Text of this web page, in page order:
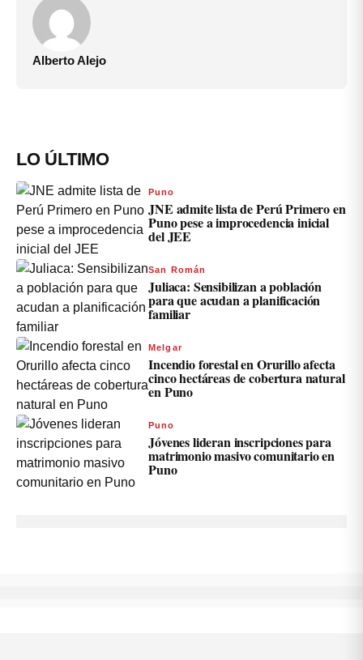
Alberto Alejo
LO ÚLTIMO
Puno
JNE admite lista de Perú Primero en
Puno pese a improcedencia inicial
del JEE
San Román
Juliaca: Sensibilizan a población
para que acudan a planificación
familiar
Melgar
Incendio forestal en Orurillo afecta
cinco hectáreas de cobertura natural
en Puno
Puno
Jóvenes lideran inscripciones para
matrimonio masivo comunitario en
Puno